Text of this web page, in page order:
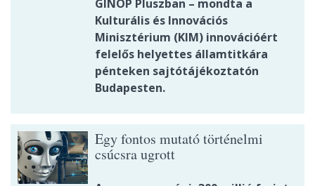
GINOP Pluszban – mondta a
Kulturális és Innovációs
Minisztérium (KIM) innovációért
felelős helyettes államtitkára
pénteken sajtótájékoztatón
Budapesten.
Egy fontos mutató történelmi
csúcsra ugrott